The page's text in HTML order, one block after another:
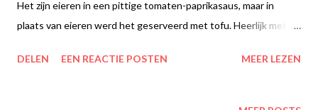
Het zijn eieren in een pittige tomaten-paprikasaus, maar in
plaats van eieren werd het geserveerd met tofu. Heerlijk met
ik het wel gemist de eerste twee weken in Thailand. Brood zoals
schijnt wereldwijd gegeten te worden, het is ook sinds kort
DELEN EEN REACTIE POSTEN MEER LEZEN